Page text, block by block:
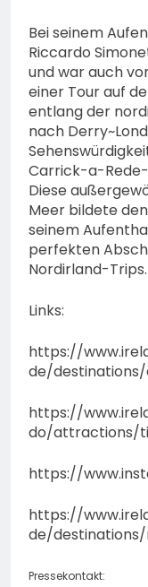
Bei seinem
Riccardo
und war auch
einer Tour auf
entlang der
nach
Carrick-a-
Diese
Meer bildete
seinem
perfekten
Nordirland-Trips.
Links:
https://
de/
https://
do/attractions/
https://
https://
de/
Pressekontakt: